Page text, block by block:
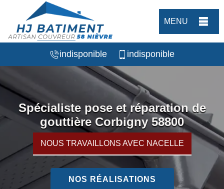
MENU
indisponible indisponible
Spécialiste pose et réparation de
gouttière Corbigny 58800
NOUS TRAVAILLONS AVEC NACELLE
NOS RÉALISATIONS